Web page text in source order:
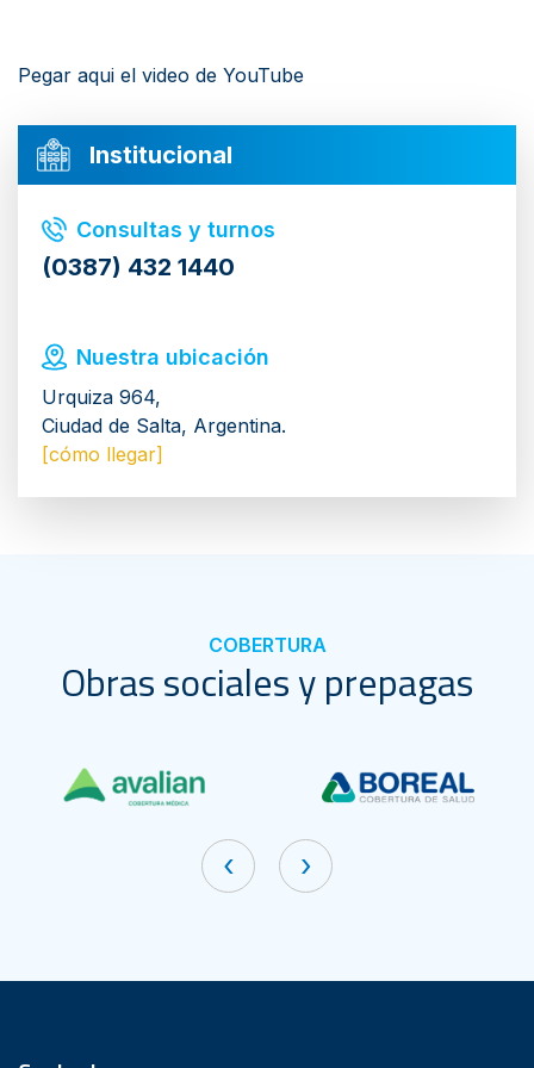
Institucional
Consultas y turnos
(0387) 432 1440
Nuestra ubicación
Urquiza 964,
Ciudad de Salta, Argentina.
[cómo llegar]
Pegar aqui el video de YouTube
COBERTURA
Obras sociales y prepagas
‹ ›